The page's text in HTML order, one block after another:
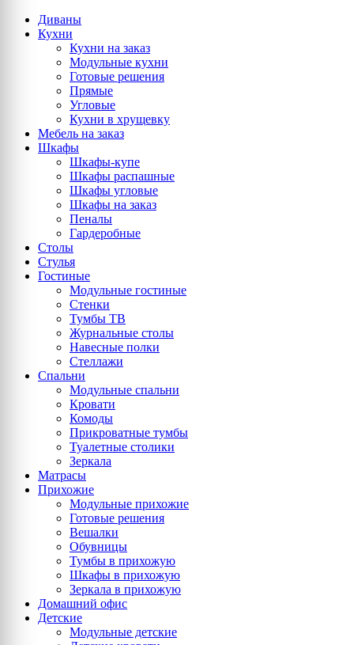
Диваны
Кухни
Кухни на заказ
Модульные кухни
Готовые решения
Прямые
Угловые
Кухни в хрущевку
Мебель на заказ
Шкафы
Шкафы-купе
Шкафы распашные
Шкафы угловые
Шкафы на заказ
Пеналы
Гардеробные
Столы
Стулья
Гостиные
Модульные гостиные
Стенки
Тумбы ТВ
Журнальные столы
Навесные полки
Стеллажи
Спальни
Модульные спальни
Кровати
Комоды
Прикроватные тумбы
Туалетные столики
Зеркала
Матрасы
Прихожие
Модульные прихожие
Готовые решения
Вешалки
Обувницы
Тумбы в прихожую
Шкафы в прихожую
Зеркала в прихожую
Домашний офис
Детские
Модульные детские